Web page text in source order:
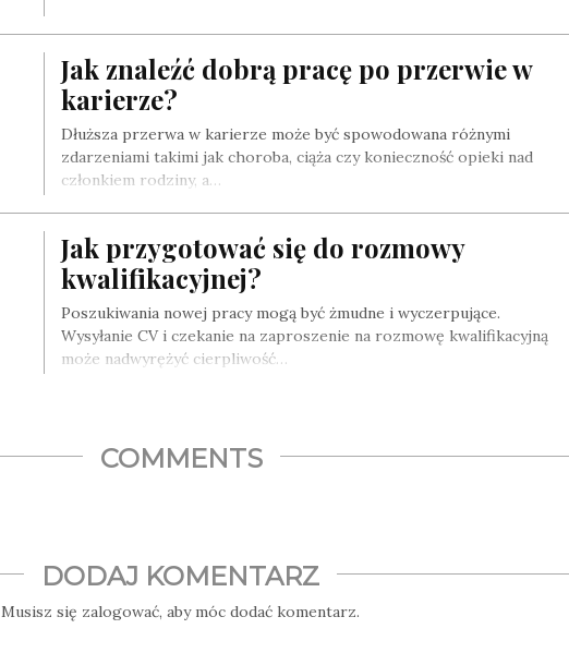
Jak znaleźć dobrą pracę po przerwie w
karierze?
Dłuższa przerwa w karierze może być spowodowana różnymi
zdarzeniami takimi jak choroba, ciąża czy konieczność opieki nad
członkiem rodziny, a…
Jak przygotować się do rozmowy
kwalifikacyjnej?
Poszukiwania nowej pracy mogą być żmudne i wyczerpujące.
Wysyłanie CV i czekanie na zaproszenie na rozmowę kwalifikacyjną
może nadwyrężyć cierpliwość…
COMMENTS
DODAJ KOMENTARZ
Musisz się zalogować, aby móc dodać komentarz.